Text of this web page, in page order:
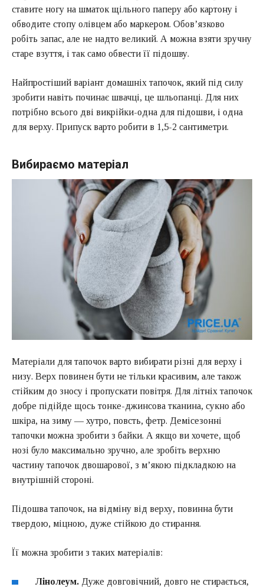
ставите ногу на шматок щільного паперу або картону і
обводите стопу олівцем або маркером. Обов’язково
робіть запас, але не надто великий. А можна взяти зручну
старе взуття, і так само обвести її підошву.
Найпростіший варіант домашніх тапочок, який під силу
зробити навіть починає швачці, це шльопанці. Для них
потрібно всього дві викрійки-одна для підошви, і одна
для верху. Припуск варто робити в 1,5-2 сантиметри.
Вибираємо матеріал
Матеріали для тапочок варто вибирати різні для верху і
низу. Верх повинен бути не тільки красивим, але також
стійким до зносу і пропускати повітря. Для літніх тапочок
добре підійде щось тонке-джинсова тканина, сукно або
шкіра, на зиму — хутро, повсть, фетр. Демісезонні
тапочки можна зробити з байки. А якщо ви хочете, щоб
нозі було максимально зручно, але зробіть верхню
частину тапочок двошарової, з м’якою підкладкою на
внутрішній стороні.
Підошва тапочок, на відміну від верху, повинна бути
твердою, міцною, дуже стійкою до стирання.
Її можна зробити з таких матеріалів:
Лінолеум. Дуже довговічний, довго не стирається,